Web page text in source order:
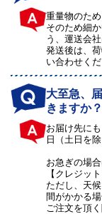
重量物のた
そのため細
う、運送会
発送後は、
い合わせく
大至急、
きますか？
お届け先に
日（土日を
お急ぎの場
【クレジッ
ただし、天
間がかかる
ご注文を頂